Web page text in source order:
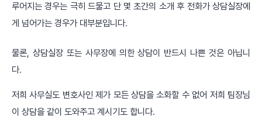
루어지는 경우는 극히 드물고 단 몇 초간의 소개 후 전화가 상담실장에
게 넘어가는 경우가 대부분입니다.
물론, 상담실장 또는 사무장에 의한 상담이 반드시 나쁜 것은 아닙니
다.
저희 사무실도 변호사인 제가 모든 상담을 소화할 수 없어 저희 팀장님
이 상담을 같이 도와주고 계시기도 합니다.